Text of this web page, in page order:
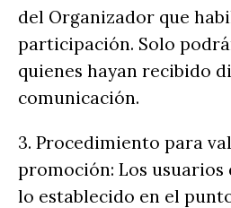
del Organizador que
participación. Solo
quienes hayan recibido
comunicación.
3. Procedimiento para
promoción: Los usuarios
lo establecido en el